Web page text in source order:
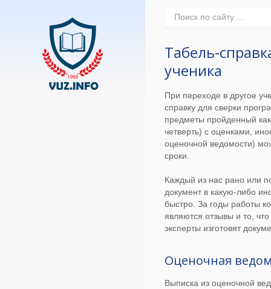
Табель-
ученика
При переходе в другое
справку для сверки
предметы пройденный
четверть) с оценками,
оценочной ведомости)
сроки.
Каждый из нас рано или
документ в какую-либо
быстро. За годы работы
являются отзывы и то,
эксперты изготовят
Оценочная
Выписка из оценочной